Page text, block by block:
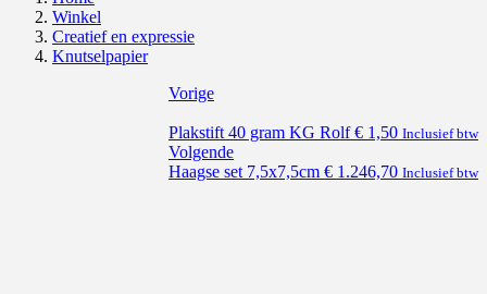
Winkel
Creatief en expressie
Knutselpapier
Vorige
Plakstift 40 gram KG Rolf € 1,50 Inclusief btw
Volgende
Haagse set 7,5x7,5cm € 1.246,70 Inclusief btw